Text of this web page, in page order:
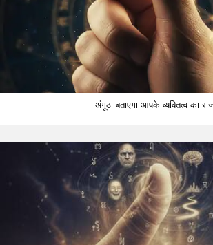
अंगूठा बताएगा आपके व्यक्तित्व का